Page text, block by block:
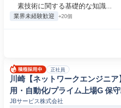
素技術に関する基礎的な知識...
業界未経験歓迎 +20個
正社員
川崎【ネットワークエンジニ
用・自動化/プライム上場G 保
ア
JBサービス株式会社